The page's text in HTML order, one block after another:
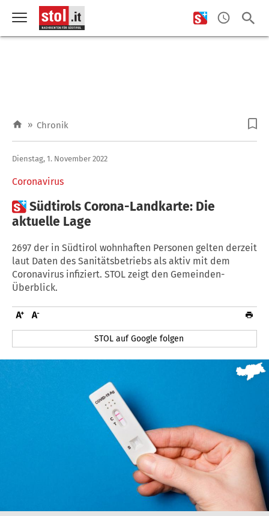
» Chronik
Coronavirus
Dienstag, 1. November 2022
Südtirols Corona-Landkarte: Die
aktuelle Lage
2697 der in Südtirol wohnhaften Personen gelten derzeit
laut Daten des Sanitätsbetriebs als aktiv mit dem
Coronavirus infiziert. STOL zeigt den Gemeinden-
Überblick.
STOL auf Google folgen